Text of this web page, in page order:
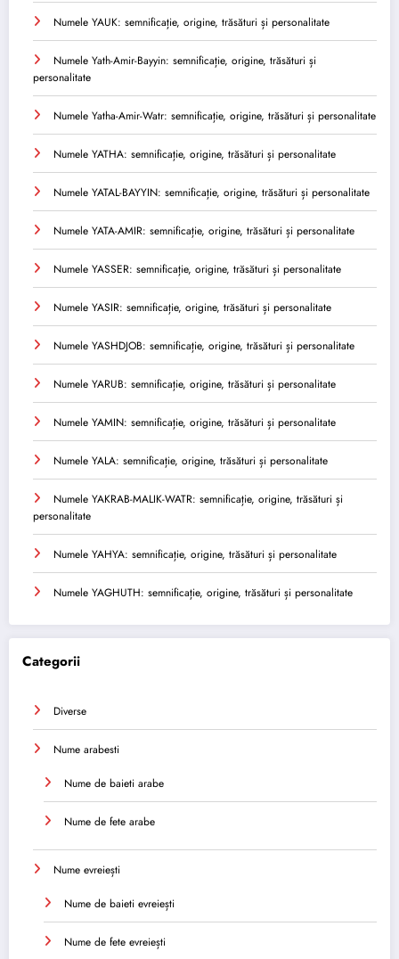
Numele YAUK: semnificație, origine, trăsături și personalitate
Numele Yath-Amir-Bayyin: semnificație, origine, trăsături și
personalitate
Numele Yatha-Amir-Watr: semnificație, origine, trăsături și personalitate
Numele YATHA: semnificație, origine, trăsături și personalitate
Numele YATAL-BAYYIN: semnificație, origine, trăsături și personalitate
Numele YATA-AMIR: semnificație, origine, trăsături și personalitate
Numele YASSER: semnificație, origine, trăsături și personalitate
Numele YASIR: semnificație, origine, trăsături și personalitate
Numele YASHDJOB: semnificație, origine, trăsături și personalitate
Numele YARUB: semnificație, origine, trăsături și personalitate
Numele YAMIN: semnificație, origine, trăsături și personalitate
Numele YALA: semnificație, origine, trăsături și personalitate
Numele YAKRAB-MALIK-WATR: semnificație, origine, trăsături și
personalitate
Numele YAHYA: semnificație, origine, trăsături și personalitate
Numele YAGHUTH: semnificație, origine, trăsături și personalitate
Categorii
Diverse
Nume arabesti
Nume de baieti arabe
Nume de fete arabe
Nume evreiești
Nume de baieti evreiești
Nume de fete evreiești